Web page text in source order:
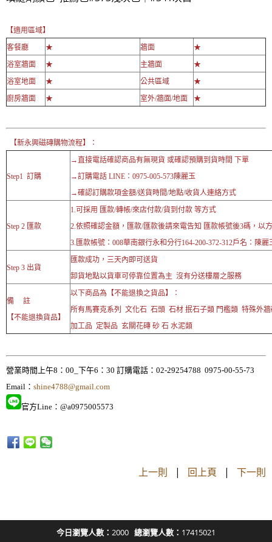
【適用區域】
客餐廳
★ 牆面
★
浴室牆面
★ 主牆面
★
浴室地面
★ 公共區域
★
廚房牆面
★ 室外/牆面/地面 ★
【新永興磁磚購物流程】：
Step1 訂購
→直接電話確認商品有無現貨 或確認預購到貨時間 下單
→訂購電話 LINE：0975-005-573陳麗玉
→確認訂購款項金額/送貨時間/地點/收貨人連絡方式
Step 2 匯款
1.可採用 匯款/轉帳/來店付款/貨到付款 等方式
2.依照確認金額，匯款/匯款後請來電告知 匯款帳號後3碼，以
3.匯款帳號：008華南銀行永和分行164-200-372-312戶名：陳麗
Step 3 出貨
匯款成功，三天內即可送貨
卸貨地點以貨車可停靠位置為主 沒有分送樓層之服務
備 註
【不能退換貨品】
以下商品為【不能退換之貨品】：
所有馬賽克系列 文化石 石頭 石材 抿石子類 門檻類 特殊外
加工品 定製品 玄關花磚 砂 石 水泥類
營業時間上午8：00_下午6：30 訂購電話：02-29254788 0975-00-55-73
Email： shine4788@gmail.com
官方Line：@a0975005573
上一則 | 回上頁 | 下一則
今日瀏覽人數： 2000 總瀏覽人數： 17415021